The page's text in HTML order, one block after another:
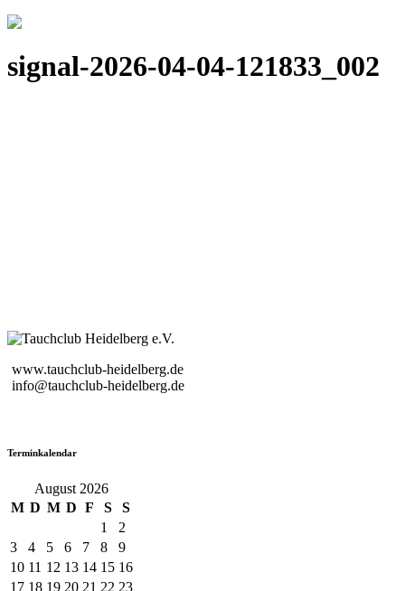
signal-2026-04-04-121833_002
www.tauchclub-heidelberg.de
info@tauchclub-heidelberg.de
Terminkalendar
August 2026
M D M D F S
S
1
2
3
4 5 6 7 8
9
10 11 12 13 14 15 16
17 18 19 20 21 22 23